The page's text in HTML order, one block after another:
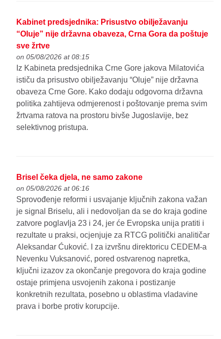
Kabinet predsjednika: Prisustvo obilježavanju
“Oluje” nije državna obaveza, Crna Gora da poštuje
sve žrtve
on 05/08/2026 at 08:15
Iz Kabineta predsjednika Crne Gore jakova Milatovića
ističu da prisustvo obilježavanju “Oluje” nije državna
obaveza Crne Gore. Kako dodaju odgovorna državna
politika zahtijeva odmjerenost i poštovanje prema svim
žrtvama ratova na prostoru bivše Jugoslavije, bez
selektivnog pristupa.
Brisel čeka djela, ne samo zakone
on 05/08/2026 at 06:16
Sprovođenje reformi i usvajanje ključnih zakona važan
je signal Briselu, ali i nedovoljan da se do kraja godine
zatvore poglavlja 23 i 24, jer će Evropska unija pratiti i
rezultate u praksi, ocjenjuje za RTCG politički analitičar
Aleksandar Ćuković. I za izvršnu direktoricu CEDEM-a
Nevenku Vuksanović, pored ostvarenog napretka,
ključni izazov za okončanje pregovora do kraja godine
ostaje primjena usvojenih zakona i postizanje
konkretnih rezultata, posebno u oblastima vladavine
prava i borbe protiv korupcije.